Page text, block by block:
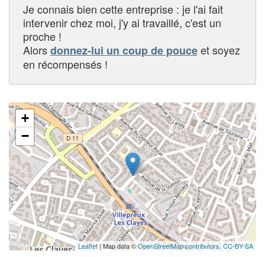
Je connais bien cette entreprise : je l'ai fait
intervenir chez moi, j'y ai travaillé, c'est un
proche !
Alorsdonnez-lui un coup de pouceet soyez
en récompensés !
+
−
Leaflet | Map data ©OpenStreetMap contributors,CC-BY-SA